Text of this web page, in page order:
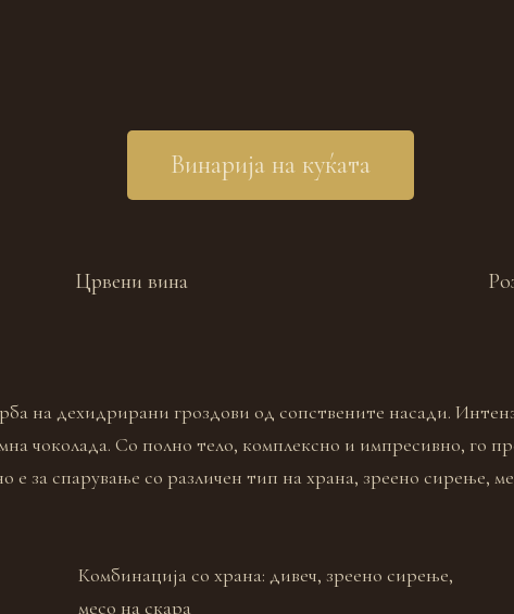
Винарија на куќата
Црвени вина
на дехидрирани гроздови од сопствените насади.
чоколада. Со полно тело, комплексно и импресивно, го
е за спарување со различен тип на храна, зреено сирење,
Комбинација со храна: дивеч, зреено сирење,
месо на скара